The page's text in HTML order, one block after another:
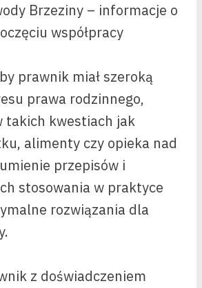
Brzeziny – informacje o
współpracy
prawnik miał szeroką
prawa rodzinnego,
takich kwestiach jak
alimenty czy opieka nad
przepisów i
stosowania w praktyce
rozwiązania dla
z doświadczeniem